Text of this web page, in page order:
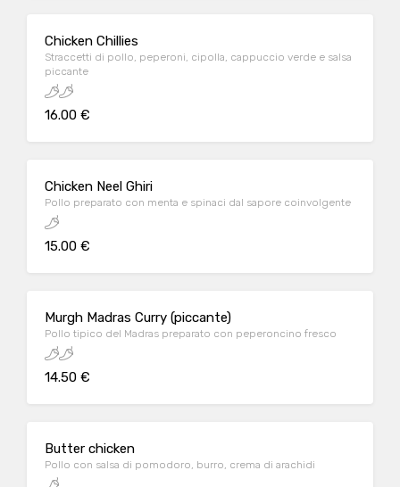
Chicken Chillies
Straccetti di pollo, peperoni, cipolla, cappuccio verde e salsa
piccante
16.00 €
Chicken Neel Ghiri
Pollo preparato con menta e spinaci dal sapore coinvolgente
15.00 €
Murgh Madras Curry (piccante)
Pollo tipico del Madras preparato con peperoncino fresco
14.50 €
Butter chicken
Pollo con salsa di pomodoro, burro, crema di arachidi